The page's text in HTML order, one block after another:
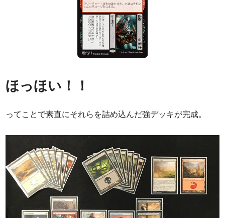
ほっほい！！
ってことで素直にそれらを詰め込んだ強デッキが完成。